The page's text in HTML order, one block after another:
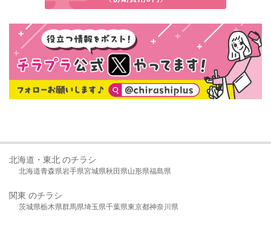
北海道・東北 のチラシ
北海道青森県岩手県宮城県秋田県山形県福島県
関東 のチラシ
茨城県栃木県群馬県埼玉県千葉県東京都神奈川県